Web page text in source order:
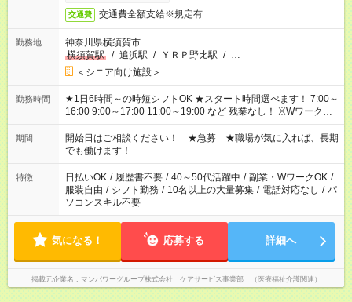
交通費 交通費全額支給※規定有
勤務地
神奈川県横須賀市
横須賀駅
/ 追浜駅 / ＹＲＰ野比駅 / …
＜シニア向け施設＞
勤務時間
★1日6時間～の時短シフトOK ★スタート時間選べます！ 7:00～
16:00 9:00～17:00 11:00～19:00 など 残業なし！ ※Wワークの
場合、他のお仕事と合わせ週40時間超の就業はご案内できませ
ん ※法令に基づき、週20時間以上勤務は社会保険への加入対象
となります ※労働者派遣法（日雇い派遣の原則禁止）により、
短時間・短期間の就業はご案内が難しい場合があります
期間
開始日はご相談ください！ ★急募 ★職場が気に入れば、長期
でも働けます！
特徴 日払いOK / 履歴書不要 / 40～50代活躍中 / 副業・WワークOK /
服装自由 / シフト勤務 / 10名以上の大量募集 / 電話対応なし / パ
ソコンスキル不要
気になる！ 応募する 詳細へ
掲載元企業名 マンパワーグループ株式会社 ケアサービス事業部 （医療福祉介護関連）